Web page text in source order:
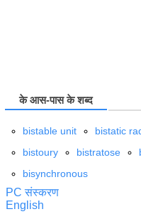
के आस-पास के शब्द
bistable unit bistatic
bistoury
bistratose
bisynchronous
PC संस्करण
English